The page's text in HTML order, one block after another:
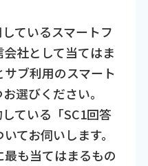
ているスマートフ
社として当てはま
ブ利用のスマート
選びください。
ている「SC1回答
てお伺いします。
も当てはまるもの